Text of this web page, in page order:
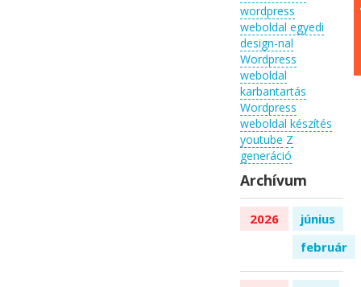
wordpress
weboldal egyedi
design-nal
Wordpress
weboldal
karbantartás
Wordpress
weboldal készítés
youtube Z
generáció
Archívum
2026
június
február